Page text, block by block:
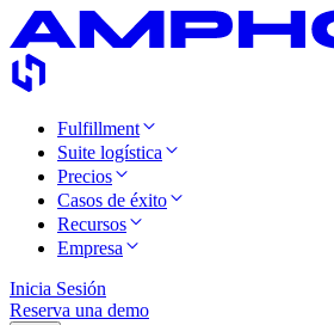
Fulfillment
Suite logística
Precios
Casos de éxito
Recursos
Empresa
Inicia Sesión
Reserva una demo